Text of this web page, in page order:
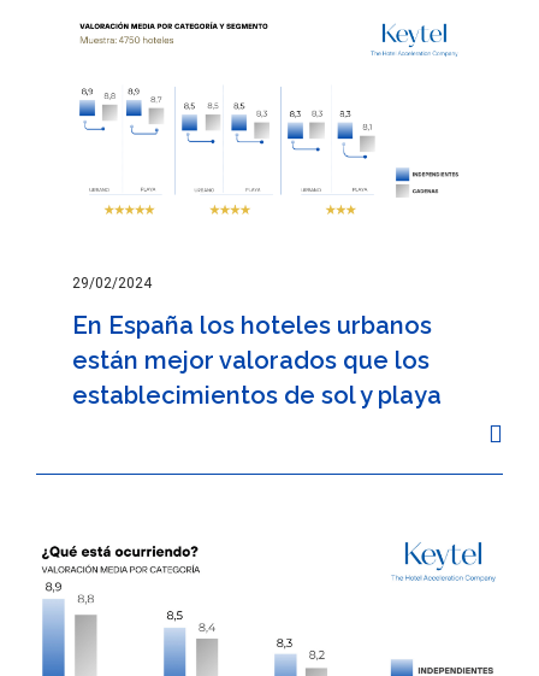
29/02/2024
En España los hoteles urbanos
están mejor valorados que los
establecimientos de sol y playa